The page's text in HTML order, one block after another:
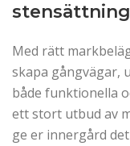
stensättning
Med rätt
skapa gångvägar,
både funktionella
ett stort utbud av
ge er innergård